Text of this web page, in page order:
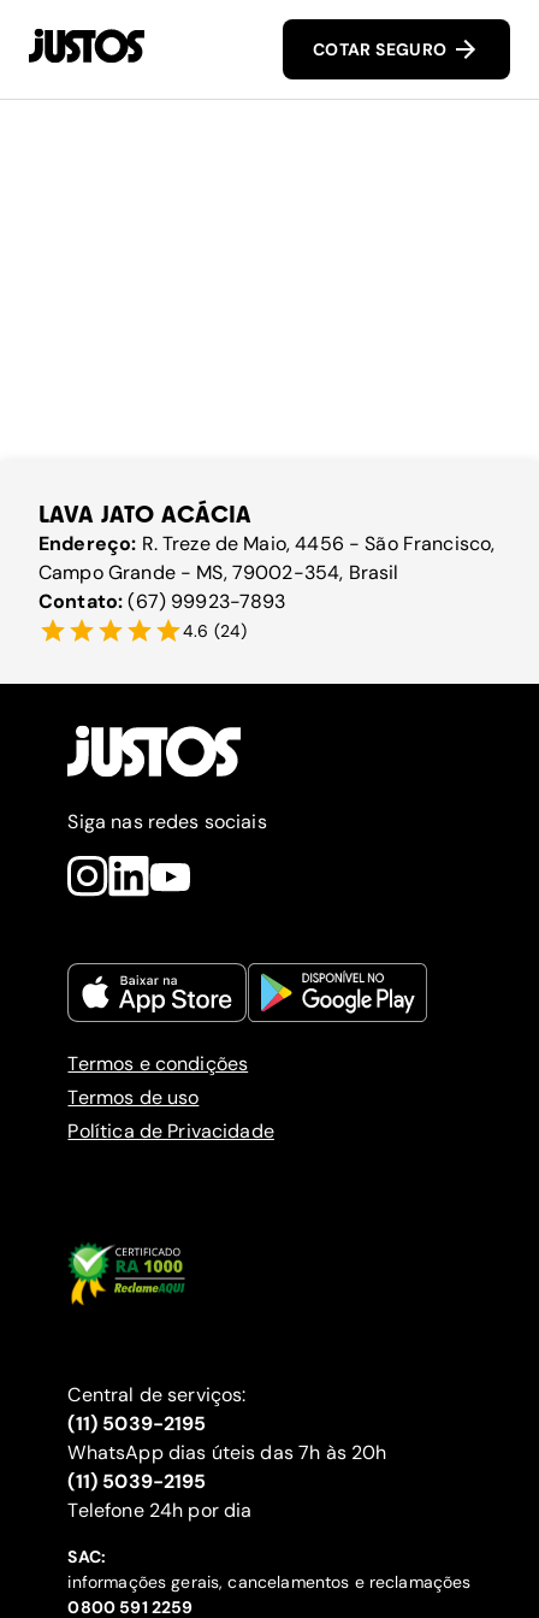
COTAR SEGURO
LAVA JATO ACÁCIA
Endereço: R. Treze de Maio, 4456 - São Francisco,
Campo Grande - MS, 79002-354, Brasil
Contato:(67) 99923-7893
4.6 (24)
Siga nas redes sociais
Termos e condições
Termos de uso
Política de Privacidade
Central de serviços:
(11) 5039-2195
WhatsApp dias úteis das 7h às 20h
(11) 5039-2195
‍Telefone 24h por dia
SAC:
informações gerais, cancelamentos e reclamações
‍0800 591 2259